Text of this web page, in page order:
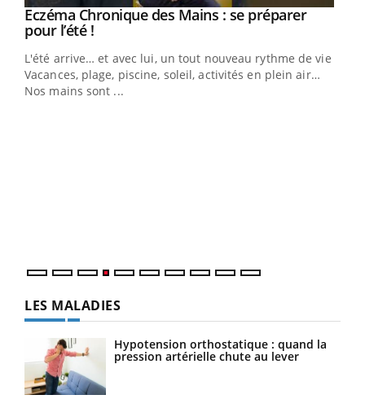
Youtube
Eczéma Chronique des Mains : se préparer
pour l’été !Youtube
L'été arrive… et avec lui, un tout nouveau rythme de vie !
Vacances, plage, piscine, soleil, activités en plein air…
Nos mains sont ...
LES MALADIES
Hypotension orthostatique : quand la
pression artérielle chute au lever